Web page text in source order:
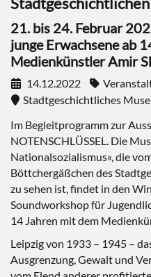
21. bis 24. Februar
junge Erwachsene ab
Medienkünstler Amir
14.12.2022
Stadtgeschichtliches
Im Begleitprogramm zur
NOTENSCHLÜSSEL. Die
Nationalsozialismus«, die
Böttchergäßchen des
zu sehen ist, findet in den
Soundworkshop für
14 Jahren mit dem
Leipzig von 1933 – 1945 –
Ausgrenzung, Gewalt und